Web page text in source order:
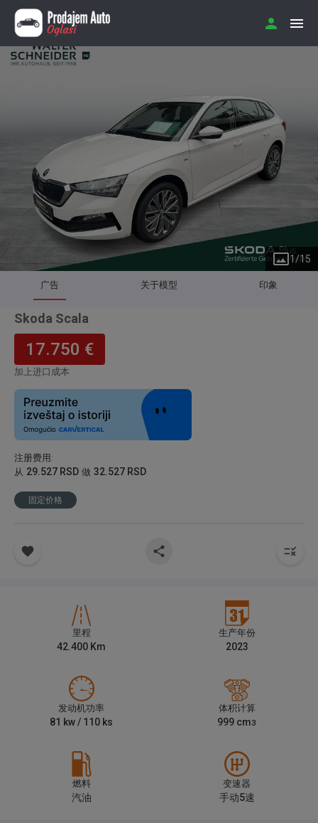
1/15
广告 关于模型 印象
Skoda Scala
17.750 €
加上进口成本
注册费用 :
从 29.527 RSD 做 32.527 RSD
固定价格
里程
42.400 Km
生产年份
2023
发动机功率
81 kw / 110 ks
体积计算
999 cm3
燃料
汽油
变速器
手动5速